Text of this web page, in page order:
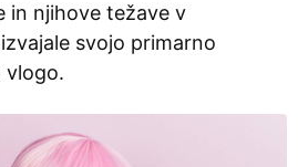
in njihove težave v
svojo primarno
vlogo.